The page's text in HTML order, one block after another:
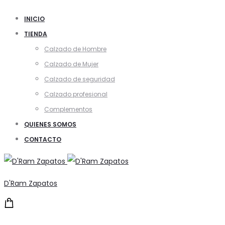
INICIO
TIENDA
Calzado de Hombre
Calzado de Mujer
Calzado de seguridad
Calzado profesional
Complementos
QUIENES SOMOS
CONTACTO
D'Ram Zapatos